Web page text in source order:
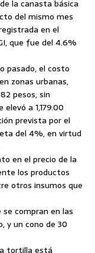
la canasta básica
del mismo mes
en el
que fue del 4.6%
pasado, el costo
zonas urbanas,
pesos, sin
a 1,179.00
prevista por el
del 4%, en virtud
en el precio de la
los productos
otros insumos que
compran en las
y un cono de 30
tortilla está